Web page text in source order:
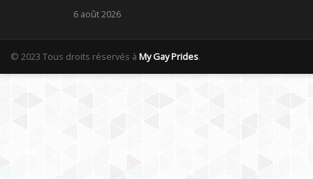
6 août 2026
© 2023 Tous droits réservés à My Gay Prides.